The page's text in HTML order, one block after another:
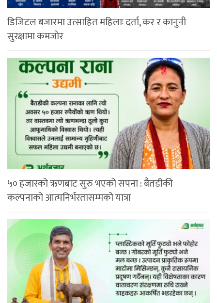
डिजिटल बजारमा उत्साहित महिलाः दर्ता, कर र कानुनी
सुरक्षामा कमजोर
५० हजारको ऋणबाट सुरु भएको सपना : बैतडीकी
कल्पनाको आत्मनिर्भरतासम्मको यात्रा